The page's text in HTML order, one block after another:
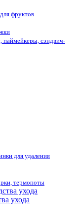
фруктов
сэндвич-
для удаления
термопоты
ухода